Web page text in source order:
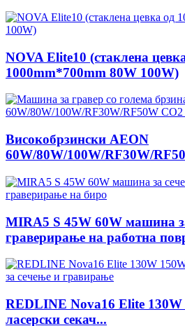
NOVA Elite10 (стаклена
1000mm*700mm 80W 100W)
Високобрзински AEON
60W/80W/100W/RF30W/
MIRA5 S 45W 60W машина
граверирање на работна
REDLINE Nova16 Elite 130W
ласерски секач...